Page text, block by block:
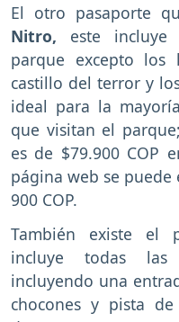
El otro pasaporte
Nitro, este incluye
parque excepto los
castillo del terror y
ideal para la
que visitan el
es de $79.900 COP
página web se puede
900 COP.
También existe el
incluye todas las
incluyendo una
chocones y pista